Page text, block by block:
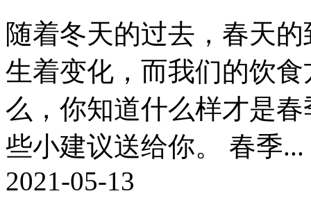
随着冬天的过去，春天
生着变化，而我们的饮
么，你知道什么样才是
些小建议送给你。 春季...
2021-05-13